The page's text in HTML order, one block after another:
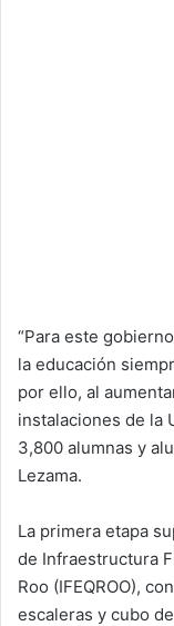
“Para este
la educación
por ello, al
instalaciones de la
3,800 alumnas y
Lezama.
La primera etapa
de Infraestructura
Roo (IFEQROO),
escaleras y cubo